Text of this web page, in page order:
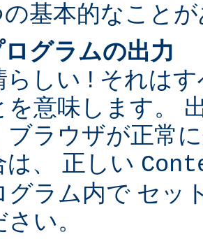
の基本的なこと
グラムの出力
らしい ! それは
を意味します。
ブラウザが正常
は、 正しい
グラム内で セッ
さい。